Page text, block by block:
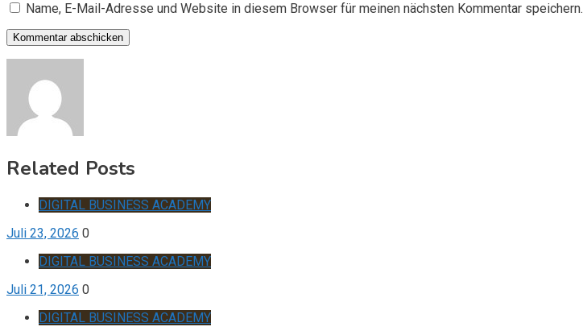
Name, E-Mail-Adresse und Website in diesem Browser für meinen nächsten Kommentar speichern.
Related Posts
DIGITAL BUSINESS ACADEMY
Juli 23, 2026 0
DIGITAL BUSINESS ACADEMY
Juli 21, 2026 0
DIGITAL BUSINESS ACADEMY